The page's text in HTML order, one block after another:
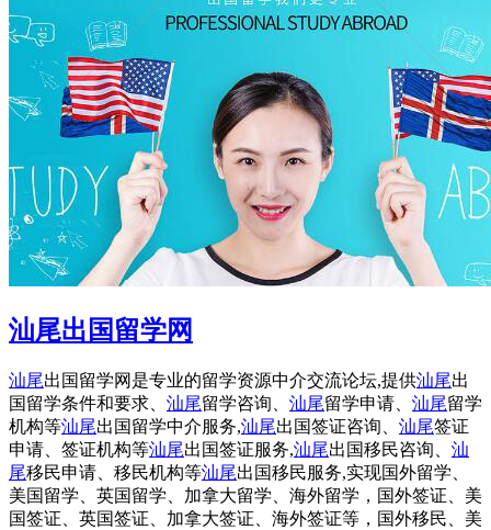
汕尾出国留学网
汕尾出国留学网是专业的留学资源中介交流论坛,提供汕尾出
国留学条件和要求、 汕尾留学咨询、 汕尾留学申请、 汕尾留学
机构等汕尾出国留学中介服务,汕尾出国签证咨询、 汕尾签证
申请、签证机构等汕尾出国签证服务,汕尾出国移民咨询、 汕
尾移民申请、移民机构等汕尾出国移民服务,实现国外留学、
美国留学、英国留学、加拿大留学、海外留学，国外签证、美
国签证、英国签证、加拿大签证、海外签证等，国外移民、美